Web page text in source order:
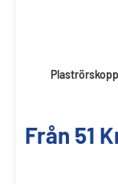
Från 51